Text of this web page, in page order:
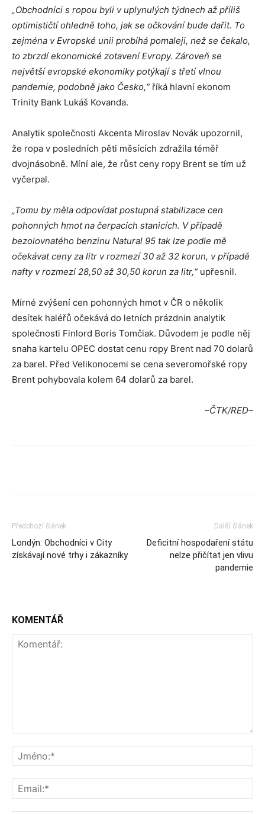
„Obchodníci s ropou byli v uplynulých týdnech až příliš
optimističtí ohledně toho, jak se očkování bude dařit. To
zejména v Evropské unii probíhá pomaleji, než se čekalo,
to zbrzdí ekonomické zotavení Evropy. Zároveň se
největší evropské ekonomiky potýkají s třetí vlnou
pandemie, podobně jako Česko,“říká hlavní ekonom
Trinity Bank Lukáš Kovanda.
Analytik společnosti Akcenta Miroslav Novák upozornil,
že ropa v posledních pěti měsících zdražila téměř
dvojnásobně. Míní ale, že růst ceny ropy Brent se tím už
vyčerpal.
„Tomu by měla odpovídat postupná stabilizace cen
pohonných hmot na čerpacích stanicích. V případě
bezolovnatého benzinu Natural 95 tak lze podle mě
očekávat ceny za litr v rozmezí 30 až 32 korun, v případě
nafty v rozmezí 28,50 až 30,50 korun za litr,“upřesnil.
Mírné zvýšení cen pohonných hmot v ČR o několik
desítek haléřů očekává do letních prázdnin analytik
společnosti Finlord Boris Tomčiak. Důvodem je podle něj
snaha kartelu OPEC dostat cenu ropy Brent nad 70 dolarů
za barel. Před Velikonocemi se cena severomořské ropy
Brent pohybovala kolem 64 dolarů za barel.
–ČTK/RED–
Předchozí článek
Londýn: Obchodníci v City
získávají nové trhy i zákazníky
Další článek
Deficitní hospodaření státu
nelze přičítat jen vlivu
pandemie
KOMENTÁŘ